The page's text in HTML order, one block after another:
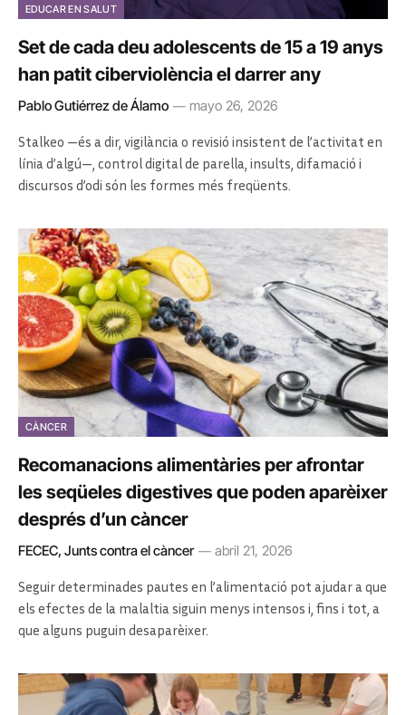
EDUCAR EN SALUT
Set de cada deu adolescents de 15 a 19 anys
han patit ciberviolència el darrer any
Pablo Gutiérrez de Álamo mayo 26, 2026
Stalkeo —és a dir, vigilància o revisió insistent de l’activitat en
línia d’algú—, control digital de parella, insults, difamació i
discursos d’odi són les formes més freqüents.
CÀNCER
Recomanacions alimentàries per afrontar
les seqüeles digestives que poden aparèixer
després d’un càncer
FECEC, Junts contra el càncer abril 21, 2026
Seguir determinades pautes en l’alimentació pot ajudar a que
els efectes de la malaltia siguin menys intensos i, fins i tot, a
que alguns puguin desaparèixer.